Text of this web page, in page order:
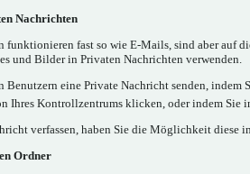
Nachrichten
funktionieren fast so wie E-Mails, sind aber auf
und Bilder in Privaten Nachrichten verwenden.
Benutzern eine Private Nachricht senden, indem
Ihres Kontrollzentrums klicken, oder indem Sie
verfassen, haben Sie die Möglichkeit diese
Ordner